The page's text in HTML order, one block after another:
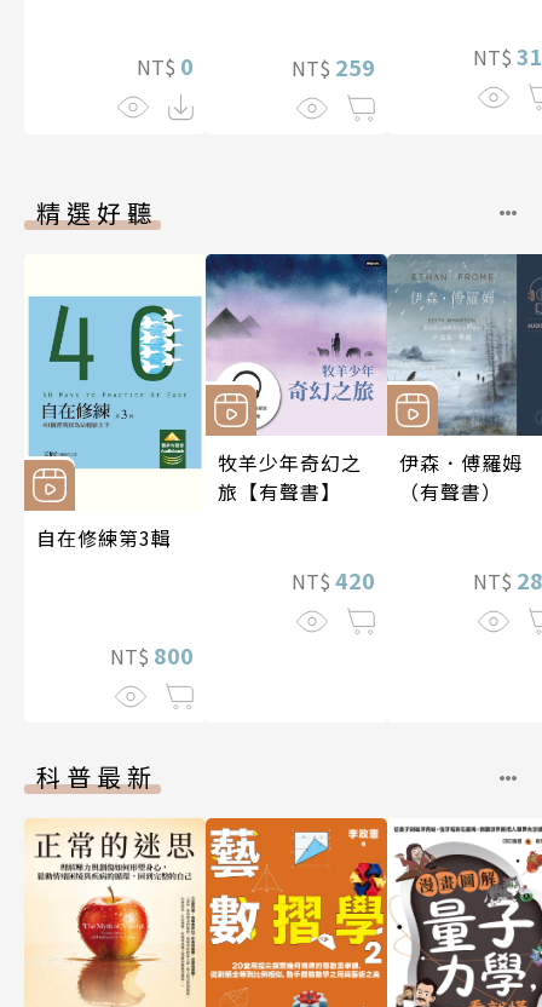
NT$ 0 NT$ 259 NT$
精選好聽
自在修練第3輯
NT$ 800
牧羊少年奇幻之
旅【有聲書】
NT$ 420
伊森．傅羅姆
（有聲書）
NT$
科普最新